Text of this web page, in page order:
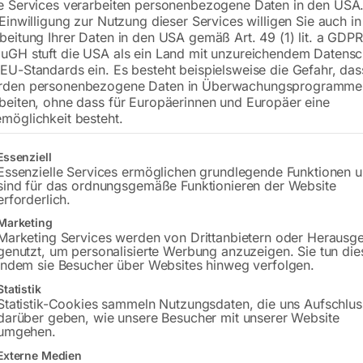
€ 228,00
inkl. MwSt. zzgl.Versandkosten
Lieferzeit:ca. 2 - 3 Tage
Bitte beachten Sie: Die Versandkosten
Gerne
Services verarbeiten personenbezogene Daten in den
zur Nutzung dieser Services willigen Sie auch
Ihrer Daten in den USA gemäß Art. 49 (1) lit. a
stuft die USA als ein Land mit unzureichendem
Standards ein. Es besteht beispielsweise die Gefahr,
personenbezogene Daten in
ohne dass für Europäerinnen und Europäer eine
besteht.
eine Liste der Service-Gruppen, für die eine Einwilligung erteilt
Services ermöglichen grundlegende Funktionen
für das ordnungsgemäße Funktionieren der Website
Services werden von Drittanbietern oder
um personalisierte Werbung anzuzeigen. Sie tun
sie Besucher über Websites hinweg verfolgen.
Cookies sammeln Nutzungsdaten, die uns
geben, wie unsere Besucher mit unserer Website
Medien